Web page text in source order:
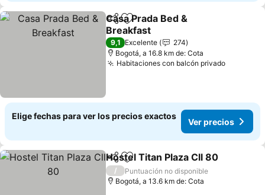
CompartirAgregar a favoritos
Casa Prada Bed &
Breakfast
9,1 Excelente
274
Bogotá, a 16.8 km de: Cota
Habitaciones con balcón privado
Elige fechas para ver los precios exactos
Ver precios
CompartirAgregar a favoritos
Hostel Titan Plaza Cll 80
/
Puntuación no disponible
Bogotá, a 13.6 km de: Cota